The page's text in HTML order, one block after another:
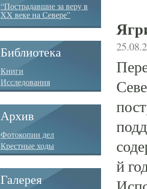
“Пострадавшие за веру в
XX веке на Севере”
Библиотека
Книги
Исследования
Архив
Фотокопии дел
Крестные ходы
Галерея
й